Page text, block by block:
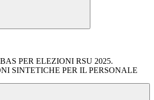
PER ELEZIONI RSU 2025.
SINTETICHE PER IL PERSONALE